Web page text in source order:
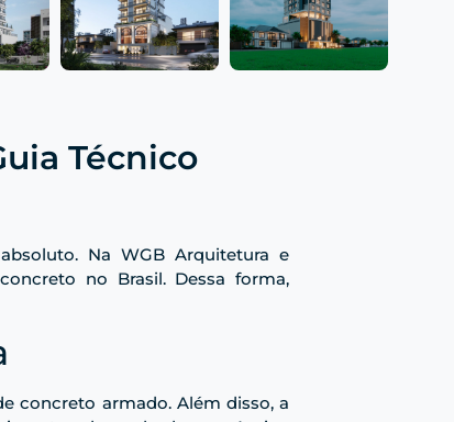
Técnico
Na WGB Arquitetura e
no Brasil. Dessa forma,
concreto armado. Além disso, a